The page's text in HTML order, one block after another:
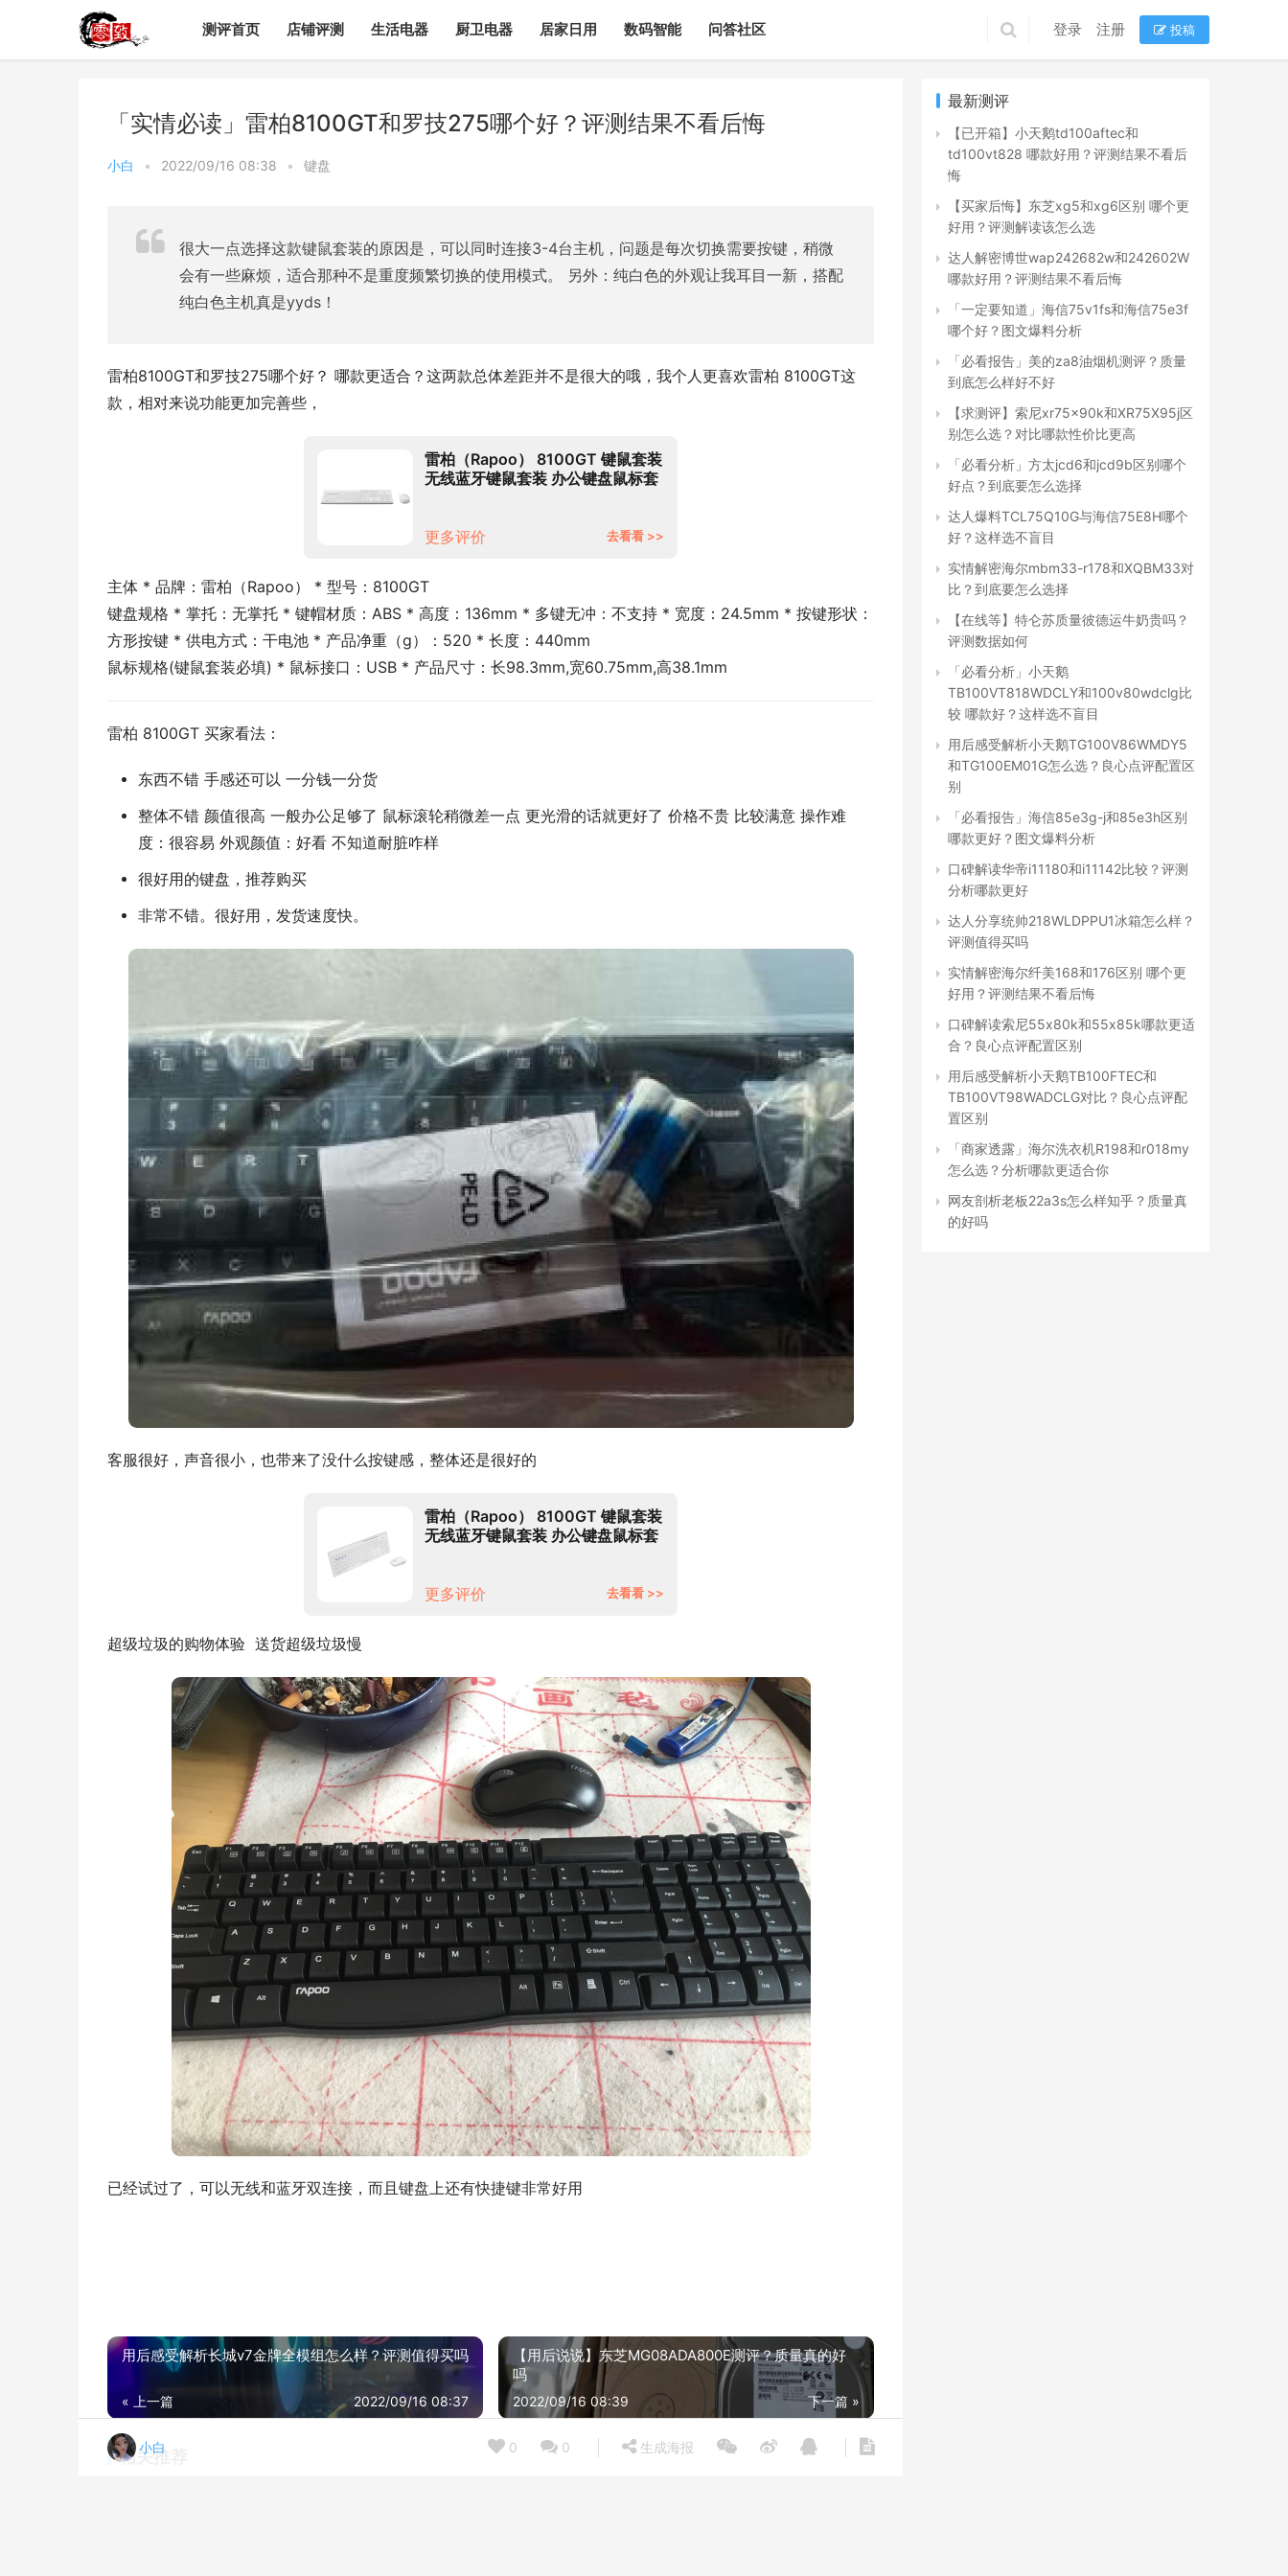
测评首页 店铺评测 生活电器 厨卫电器 居家日用 数码智能 问答社区 登录 注册 投稿
「实情必读」雷柏8100GT和罗技275哪个好？评测结果不看后悔
小白 • 2022/09/16 08:38 • 键盘
很大一点选择这款键鼠套装的原因是，可以同时连接3-4台主机，问题是每次切换需要按键，稍微
会有一些麻烦，适合那种不是重度频繁切换的使用模式。 另外：纯白色的外观让我耳目一新，搭配
纯白色主机真是yyds！
雷柏8100GT和罗技275哪个好？ 哪款更适合？这两款总体差距并不是很大的哦，我个人更喜欢雷柏 8100GT这
款，相对来说功能更加完善些，
雷柏（Rapoo） 8100GT 键鼠套装
无线蓝牙键鼠套装 办公键盘鼠标套
更多评价
去看看 >>
主体 * 品牌：雷柏（Rapoo） * 型号：8100GT
键盘规格 * 掌托：无掌托 * 键帽材质：ABS * 高度：136mm * 多键无冲：不支持 * 宽度：24.5mm * 按键形状：
方形按键 * 供电方式：干电池 * 产品净重（g）：520 * 长度：440mm
鼠标规格(键鼠套装必填) * 鼠标接口：USB * 产品尺寸：长98.3mm,宽60.75mm,高38.1mm
雷柏 8100GT 买家看法：
东西不错 手感还可以 一分钱一分货
整体不错 颜值很高 一般办公足够了 鼠标滚轮稍微差一点 更光滑的话就更好了 价格不贵 比较满意 操作难
度：很容易 外观颜值：好看 不知道耐脏咋样
很好用的键盘，推荐购买
非常不错。很好用，发货速度快。
客服很好，声音很小，也带来了没什么按键感，整体还是很好的
雷柏（Rapoo） 8100GT 键鼠套装
无线蓝牙键鼠套装 办公键盘鼠标套
更多评价
去看看 >>
超级垃圾的购物体验  送货超级垃圾慢
已经试过了，可以无线和蓝牙双连接，而且键盘上还有快捷键非常好用
小白 0 0 生成海报
用后感受解析长城v7金牌全模组怎么样？评测值得买吗
« 上一篇 2022/09/16 08:37
【用后说说】东芝MG08ADA800E测评？质量真的好
吗
下一篇 »
2022/09/16 08:39
相关推荐
最新测评
【已开箱】小天鹅td100aftec和
td100vt828 哪款好用？评测结果不看后
悔
【买家后悔】东芝xg5和xg6区别 哪个更
好用？评测解读该怎么选
达人解密博世wap242682w和242602W
哪款好用？评测结果不看后悔
「一定要知道」海信75v1fs和海信75e3f
哪个好？图文爆料分析
「必看报告」美的za8油烟机测评？质量
到底怎么样好不好
【求测评】索尼xr75x90k和XR75X95j区
别怎么选？对比哪款性价比更高
「必看分析」方太jcd6和jcd9b区别哪个
好点？到底要怎么选择
达人爆料TCL75Q10G与海信75E8H哪个
好？这样选不盲目
实情解密海尔mbm33-r178和XQBM33对
比？到底要怎么选择
【在线等】特仑苏质量彼德运牛奶贵吗？
评测数据如何
「必看分析」小天鹅
TB100VT818WDCLY和100v80wdclg比
较 哪款好？这样选不盲目
用后感受解析小天鹅TG100V86WMDY5
和TG100EM01G怎么选？良心点评配置区
别
「必看报告」海信85e3g-j和85e3h区别
哪款更好？图文爆料分析
口碑解读华帝i11180和i11142比较？评测
分析哪款更好
达人分享统帅218WLDPPU1冰箱怎么样？
评测值得买吗
实情解密海尔纤美168和176区别 哪个更
好用？评测结果不看后悔
口碑解读索尼55x80k和55x85k哪款更适
合？良心点评配置区别
用后感受解析小天鹅TB100FTEC和
TB100VT98WADCLG对比？良心点评配
置区别
「商家透露」海尔洗衣机R198和r018my
怎么选？分析哪款更适合你
网友剖析老板22a3s怎么样知乎？质量真
的好吗